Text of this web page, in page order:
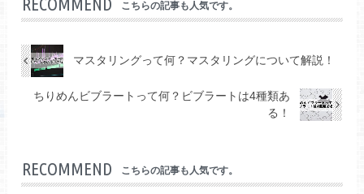
RECOMMEND こちらの記事も人気です。
マスタリングって何？マスタリングについて解説！
ちりめんビブラートって何？ビブラートは4種類あ
る！
RECOMMEND こちらの記事も人気です。